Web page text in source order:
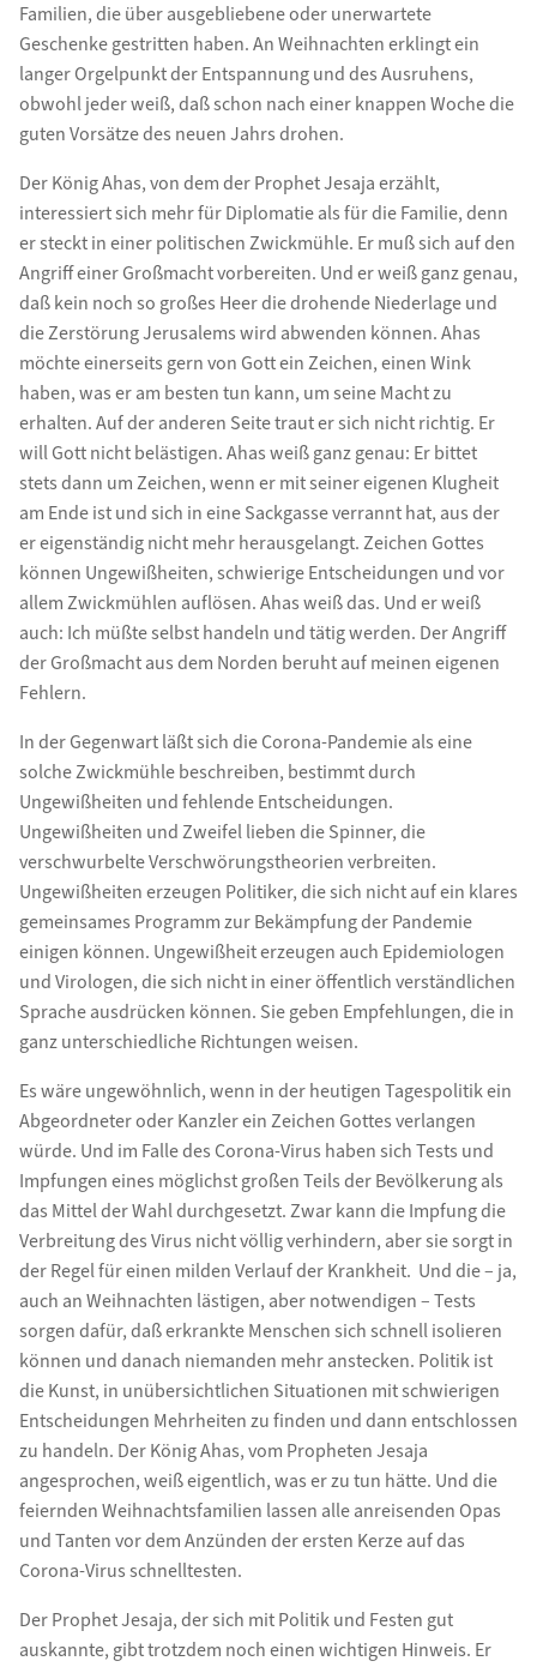
Familien, die über ausgebliebene oder unerwartete
Geschenke gestritten haben. An Weihnachten erklingt ein
langer Orgelpunkt der Entspannung und des Ausruhens,
obwohl jeder weiß, daß schon nach einer knappen Woche die
guten Vorsätze des neuen Jahrs drohen.
Der König Ahas, von dem der Prophet Jesaja erzählt,
interessiert sich mehr für Diplomatie als für die Familie, denn
er steckt in einer politischen Zwickmühle. Er muß sich auf den
Angriff einer Großmacht vorbereiten. Und er weiß ganz genau,
daß kein noch so großes Heer die drohende Niederlage und
die Zerstörung Jerusalems wird abwenden können. Ahas
möchte einerseits gern von Gott ein Zeichen, einen Wink
haben, was er am besten tun kann, um seine Macht zu
erhalten. Auf der anderen Seite traut er sich nicht richtig. Er
will Gott nicht belästigen. Ahas weiß ganz genau: Er bittet
stets dann um Zeichen, wenn er mit seiner eigenen Klugheit
am Ende ist und sich in eine Sackgasse verrannt hat, aus der
er eigenständig nicht mehr herausgelangt. Zeichen Gottes
können Ungewißheiten, schwierige Entscheidungen und vor
allem Zwickmühlen auflösen. Ahas weiß das. Und er weiß
auch: Ich müßte selbst handeln und tätig werden. Der Angriff
der Großmacht aus dem Norden beruht auf meinen eigenen
Fehlern.
In der Gegenwart läßt sich die Corona-Pandemie als eine
solche Zwickmühle beschreiben, bestimmt durch
Ungewißheiten und fehlende Entscheidungen.
Ungewißheiten und Zweifel lieben die Spinner, die
verschwurbelte Verschwörungstheorien verbreiten.
Ungewißheiten erzeugen Politiker, die sich nicht auf ein klares
gemeinsames Programm zur Bekämpfung der Pandemie
einigen können. Ungewißheit erzeugen auch Epidemiologen
und Virologen, die sich nicht in einer öffentlich verständlichen
Sprache ausdrücken können. Sie geben Empfehlungen, die in
ganz unterschiedliche Richtungen weisen.
Es wäre ungewöhnlich, wenn in der heutigen Tagespolitik ein
Abgeordneter oder Kanzler ein Zeichen Gottes verlangen
würde. Und im Falle des Corona-Virus haben sich Tests und
Impfungen eines möglichst großen Teils der Bevölkerung als
das Mittel der Wahl durchgesetzt. Zwar kann die Impfung die
Verbreitung des Virus nicht völlig verhindern, aber sie sorgt in
der Regel für einen milden Verlauf der Krankheit. Und die – ja,
auch an Weihnachten lästigen, aber notwendigen – Tests
sorgen dafür, daß erkrankte Menschen sich schnell isolieren
können und danach niemanden mehr anstecken. Politik ist
die Kunst, in unübersichtlichen Situationen mit schwierigen
Entscheidungen Mehrheiten zu finden und dann entschlossen
zu handeln. Der König Ahas, vom Propheten Jesaja
angesprochen, weiß eigentlich, was er zu tun hätte. Und die
feiernden Weihnachtsfamilien lassen alle anreisenden Opas
und Tanten vor dem Anzünden der ersten Kerze auf das
Corona-Virus schnelltesten.
Der Prophet Jesaja, der sich mit Politik und Festen gut
auskannte, gibt trotzdem noch einen wichtigen Hinweis. Er